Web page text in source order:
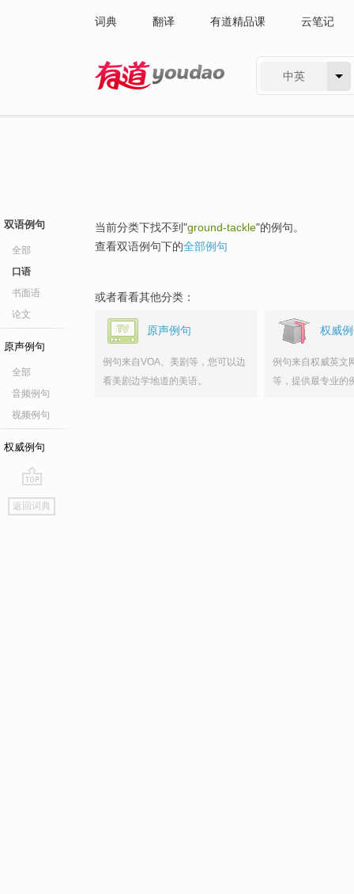
词典 翻译 有道精品课 云笔记
中英
双语例句
全部
口语
书面语
论文
原声例句
全部
音频例句
视频例句
权威例句
go
top
返回词典
当前分类下找不到"ground-tackle"的例句。
查看双语例句下的全部例句
或者看看其他分类：
原声例句
例句来自VOA、美剧等，您可以边
看美剧边学地道的美语。
权威
例句来自权威英文
等，提供最专业的